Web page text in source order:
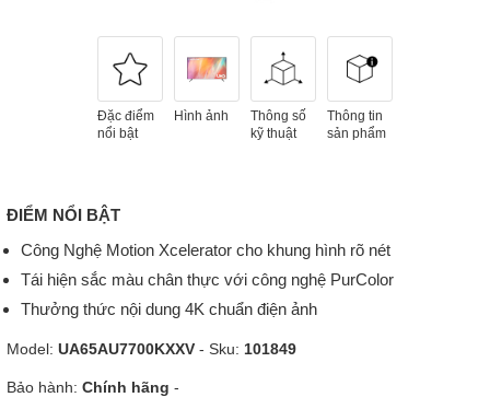
Đặc điểm
nổi bật
Hình ảnh
Thông số
kỹ thuật
Thông tin
sản phẩm
ĐIỂM NỔI BẬT
Công Nghệ Motion Xcelerator cho khung hình rõ nét
Tái hiện sắc màu chân thực với công nghệ PurColor
Thưởng thức nội dung 4K chuẩn điện ảnh
Model: UA65AU7700KXXV - Sku: 101849
Bảo hành: Chính hãng -